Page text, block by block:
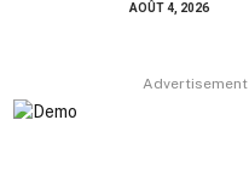
AOÛT 4, 2026
Advertisement